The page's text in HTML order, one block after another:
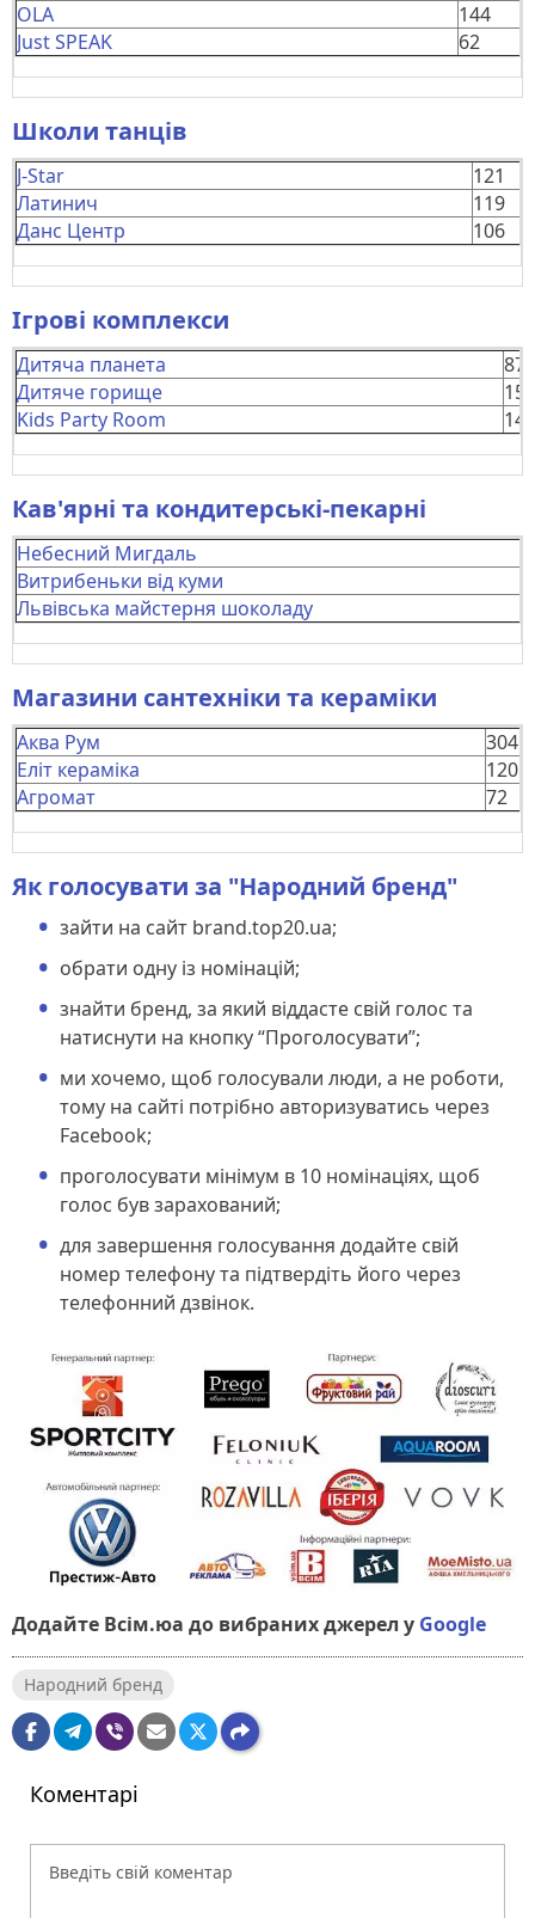
OLA
144
Just SPEAK
62
Школи танців
J-Star
121
Латинич
119
Данс Центр
106
Ігрові комплекси
Дитяча планета
870
Дитяче горище
154
Kids Party Room
146
Кав'ярні та кондитерські-пекарні
Небесний Мигдаль
Витрибеньки від куми
Львівська майстерня шоколаду
Магазини сантехніки та кераміки
Аква Рум
304
Еліт кераміка
120
Агромат
72
Як голосувати за "Народний бренд"
зайти на сайт brand.top20.ua;
обрати одну із номінацій;
знайти бренд, за який віддасте свій голос та
натиснути на кнопку “Проголосувати”;
ми хочемо, щоб голосували люди, а не роботи,
тому на сайті потрібно авторизуватись через
Facebook;
проголосувати мінімум в 10 номінаціях, щоб
голос був зарахований;
для завершення голосування додайте свій
номер телефону та підтвердіть його через
телефонний дзвінок.
Додайте Всім.юа до вибраних джерел у Google
Народний бренд
Коментарі